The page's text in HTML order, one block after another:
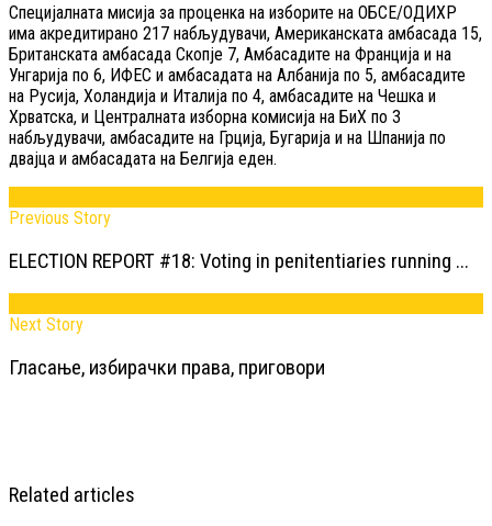
Специјалната мисија за проценка на изборите на ОБСЕ/ОДИХР
има акредитирано 217 набљудувачи, Американската амбасада 15,
Британската амбасада Скопје 7, Амбасадите на Франција и на
Унгарија по 6, ИФЕС и амбасадата на Албанија по 5, амбасадите
на Русија, Холандија и Италија по 4, амбасадите на Чешка и
Хрватска, и Централната изборна комисија на БиХ по 3
набљудувачи, амбасадите на Грција, Бугарија и на Шпанија по
двајца и амбасадата на Белгија еден.
Previous Story
ELECTION REPORT #18: Voting in penitentiaries running ...
Next Story
Гласање, избирачки права, приговори
Related articles